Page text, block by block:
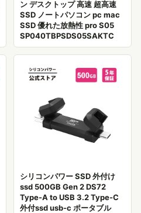
ン デスクトップ 高速 超高速
SSD ノートパソコン pc mac
SSD 優れた放熱性 pro S05
SP040TBPSDS05SAKTC
シリコンパワー SSD 外付け
ssd 500GB Gen 2 DS72
Type-A to USB 3.2 Type-C
外付ssd usb-c ポータブル